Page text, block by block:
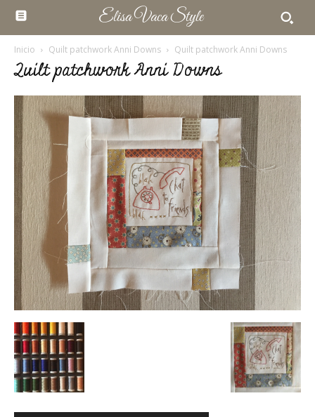
Elisa Vaca Style
Inicio Quilt patchwork Anni Downs Quilt patchwork Anni Downs
Quilt patchwork Anni Downs